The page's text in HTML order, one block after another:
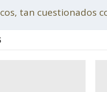
tan cuestionados